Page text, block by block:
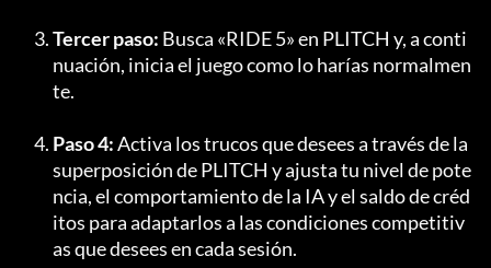
Tercer paso: Busca «RIDE 5» en PLITCH y, a conti
nuación, inicia el juego como lo harías normalmen
te.
Paso 4: Activa los trucos que desees a través de la
superposición de PLITCH y ajusta tu nivel de pote
ncia, el comportamiento de la IA y el saldo de créd
itos para adaptarlos a las condiciones competitiv
as que desees en cada sesión.